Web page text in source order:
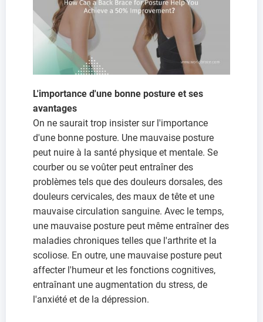
L'importance d'une bonne posture et ses
avantages
On ne saurait trop insister sur l'importance
d'une bonne posture. Une mauvaise posture
peut nuire à la santé physique et mentale. Se
courber ou se voûter peut entraîner des
problèmes tels que des douleurs dorsales, des
douleurs cervicales, des maux de tête et une
mauvaise circulation sanguine. Avec le temps,
une mauvaise posture peut même entraîner des
maladies chroniques telles que l'arthrite et la
scoliose. En outre, une mauvaise posture peut
affecter l'humeur et les fonctions cognitives,
entraînant une augmentation du stress, de
l'anxiété et de la dépression.